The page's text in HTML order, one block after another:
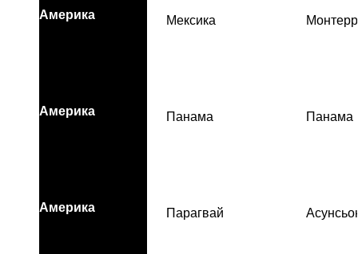
Америка Мексика
Америка Панама Панама
Америка Парагвай